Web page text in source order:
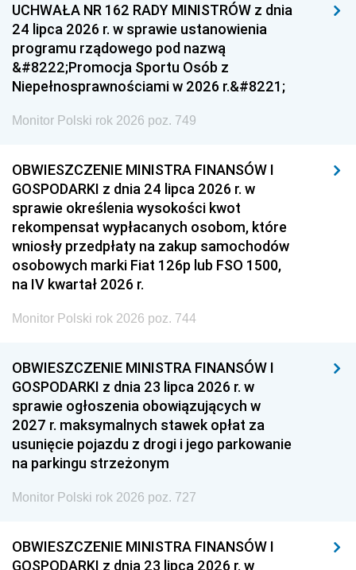
UCHWAŁA NR 162 RADY MINISTRÓW z dnia
24 lipca 2026 r. w sprawie ustanowienia
programu rządowego pod nazwą
&#8222;Promocja Sportu Osób z
Niepełnosprawnościami w 2026 r.&#8221;
Monitor Polski rok 2026 poz. 749
OBWIESZCZENIE MINISTRA FINANSÓW I
GOSPODARKI z dnia 24 lipca 2026 r. w
sprawie określenia wysokości kwot
rekompensat wypłacanych osobom, które
wniosły przedpłaty na zakup samochodów
osobowych marki Fiat 126p lub FSO 1500,
na IV kwartał 2026 r.
Monitor Polski rok 2026 poz. 744
OBWIESZCZENIE MINISTRA FINANSÓW I
GOSPODARKI z dnia 23 lipca 2026 r. w
sprawie ogłoszenia obowiązujących w
2027 r. maksymalnych stawek opłat za
usunięcie pojazdu z drogi i jego parkowanie
na parkingu strzeżonym
Monitor Polski rok 2026 poz. 727
OBWIESZCZENIE MINISTRA FINANSÓW I
GOSPODARKI z dnia 23 lipca 2026 r. w